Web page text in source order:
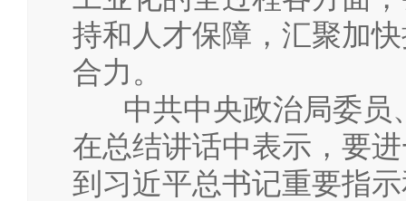
持和人才保障，汇聚加
合力。
中共中央政治局委员
在总结讲话中表示，要
到习近平总书记重要指